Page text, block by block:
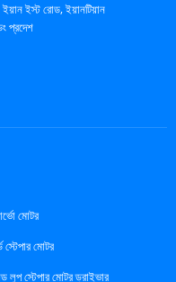
ইয়ান ইস্ট রোড, ইয়ানটিয়ান
প্রদেশ
মোটর
স্টেপার মোটর
লুপ স্টেপার মোটর ড্রাইভার